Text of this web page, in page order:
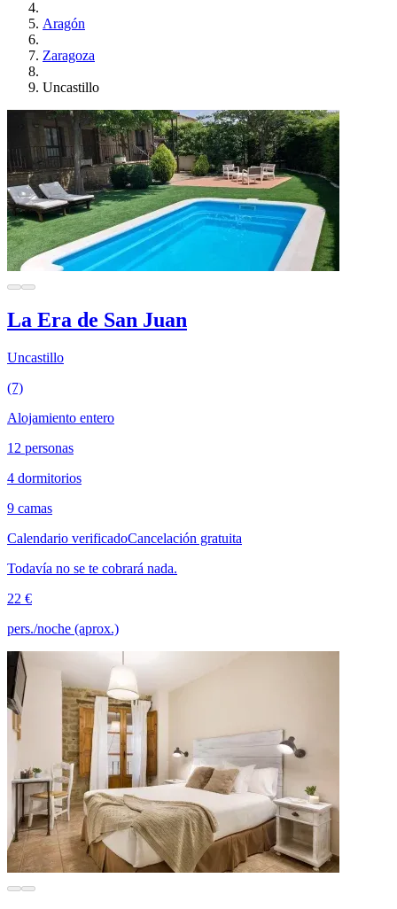
Aragón
Zaragoza
Uncastillo
La Era de San Juan
Uncastillo
(7)
Alojamiento entero
12 personas
4 dormitorios
9 camas
Calendario verificadoCancelación gratuita
Todavía no se te cobrará nada.
22 €
pers./noche (aprox.)